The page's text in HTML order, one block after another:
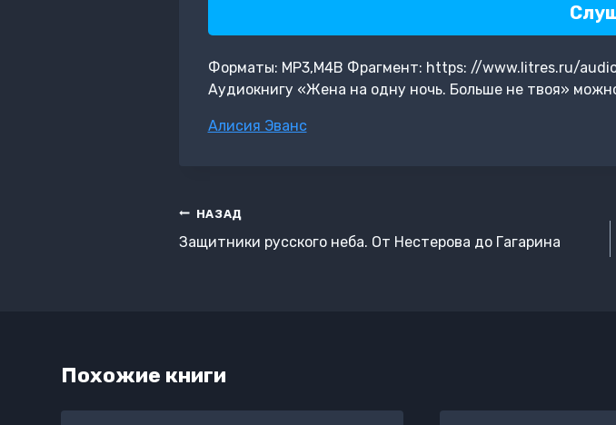
Форматы: MP3,M4B Фрагмент: https: //www.litres.ru/
Аудиокнигу «Жена на одну ночь. Больше не твоя»
Метки
Алисия Эванс
Навигация
по
НАЗАД
Защитники русского неба. От Нестерова до Гагарина
Похожие книги